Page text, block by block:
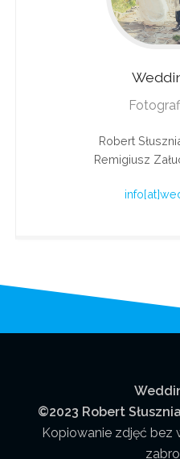
Robert
Remigiusz
©2023 Robert
Kopiowanie zdjęć bez